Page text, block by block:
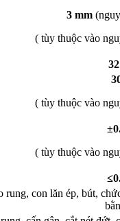
3 mm
( tùy thuộc vào
( tùy thuộc vào
( tùy thuộc vào
rung, con lăn ép, bút,